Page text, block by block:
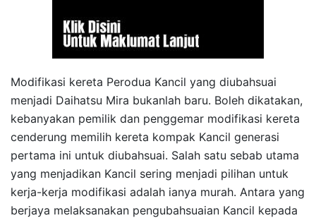
Modifikasi kereta Perodua Kancil yang diubahsuai
menjadi Daihatsu Mira bukanlah baru. Boleh dikatakan,
kebanyakan pemilik dan penggemar modifikasi kereta
cenderung memilih kereta kompak Kancil generasi
pertama ini untuk diubahsuai. Salah satu sebab utama
yang menjadikan Kancil sering menjadi pilihan untuk
kerja-kerja modifikasi adalah ianya murah. Antara yang
berjaya melaksanakan pengubahsuaian Kancil kepada